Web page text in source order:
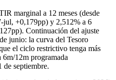
marginal a 12 meses (desde
jul, +0,179pp) y 2,512% a 6
Continuación del ajuste
junio: la curva del Tesoro
el ciclo restrictivo tenga más
6m/12m programada
de septiembre.